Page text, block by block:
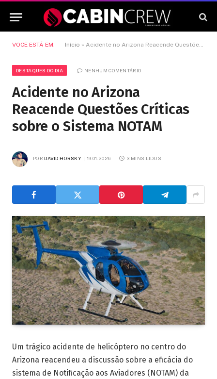
VOCÊ ESTÁ EM: Início » Acidente no Arizona Reacende Questões Críticas sobre o Sistema NOTAM
DESTAQUES DO DIA NENHUM COMENTÁRIO
Acidente no Arizona
Reacende Questões Críticas
sobre o Sistema NOTAM
POR DAVID HORSKY 19.01.2026 3 MINS LIDOS
Um trágico acidente de helicóptero no centro do
Arizona reacendeu a discussão sobre a eficácia do
sistema de Notificação aos Aviadores (NOTAM) da